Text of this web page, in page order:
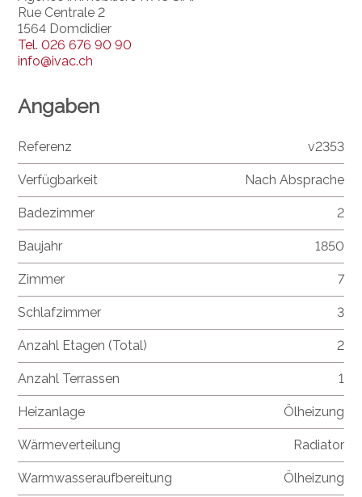
Rue Centrale 2
1564 Domdidier
Tel.026 676 90 90
info@ivac.ch
Angaben
Referenz v2353
Verfügbarkeit Nach Absprache
Badezimmer 2
Baujahr 1850
Zimmer 7
Schlafzimmer 3
Anzahl Etagen (Total) 2
Anzahl Terrassen 1
Heizanlage Ölheizung
Wärmeverteilung Radiator
Warmwasseraufbereitung Ölheizung